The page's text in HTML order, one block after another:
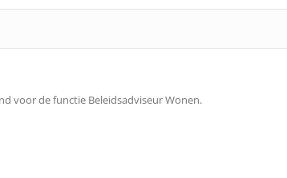
voor de functie Beleidsadviseur Wonen.